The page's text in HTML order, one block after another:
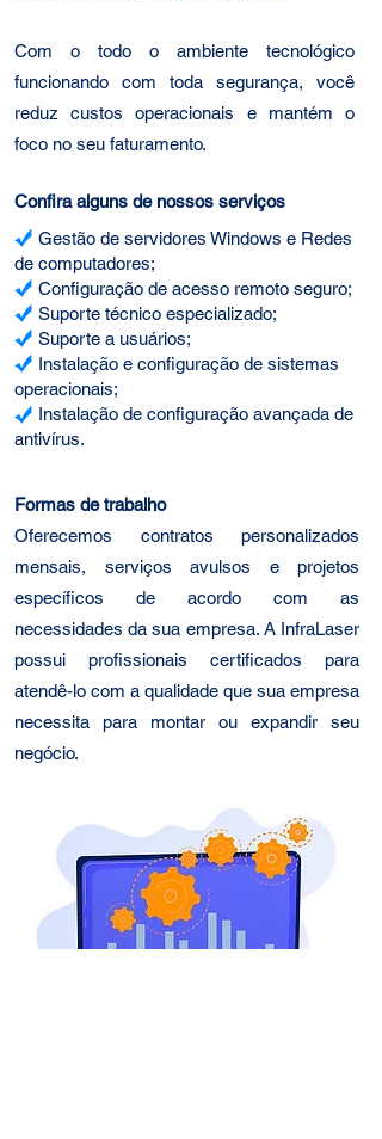
Com o todo o ambiente tecnológico
funcionando com toda segurança, você
reduz custos operacionais e mantém o
foco no seu faturamento.
Confira alguns de nossos serviços
Gestão de servidores Windows e Redes
de computadores;
Configuração de acesso remoto seguro;
Suporte técnico especializado;
Suporte a usuários;
Instalação e configuração de sistemas
operacionais;
Instalação de configuração avançada de
antivírus.
Formas de trabalho
Oferecemos contratos personalizados
mensais, serviços avulsos e projetos
específicos de acordo com as
necessidades da sua empresa. A InfraLaser
possui profissionais certificados para
atendê-lo com a qualidade que sua empresa
necessita para montar ou expandir seu
negócio.